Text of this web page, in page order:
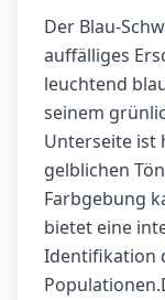
Der Blau-
auffälliges
leuchtend
seinem
Unterseite ist
gelblichen
Farbgebung
bietet eine
Identifikation